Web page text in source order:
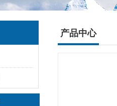
产品中心